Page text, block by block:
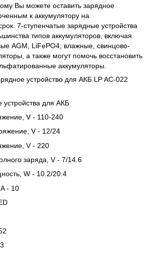
Вы можете оставить зарядное
к аккумулятору на
7-ступенчатые зарядные устройства
типов аккумуляторов, включая
AGM, LiFePO4, влажные, свинцово-
а также могут помочь восстановить
аккумуляторы.
устройство для АКБ LP AC-022
устройства для АКБ
V - 110-240
V - 12/24
V - 220
заряда, V - 7/14.6
W - 10.2/20.4
- 10